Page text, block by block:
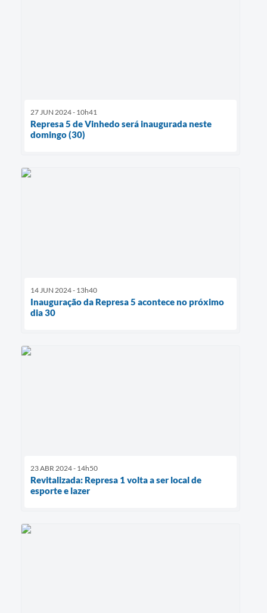
27 JUN 2024 - 10h41
Represa 5 de Vinhedo será inaugurada neste
domingo (30)
14 JUN 2024 - 13h40
Inauguração da Represa 5 acontece no próximo
dia 30
23 ABR 2024 - 14h50
Revitalizada: Represa 1 volta a ser local de
esporte e lazer